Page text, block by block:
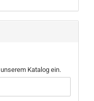
Katalog ein.